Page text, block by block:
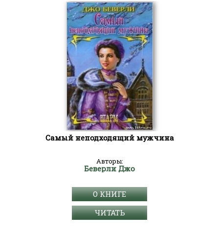
Самый неподходящий мужчина
Авторы:
Беверли Джо
О КНИГЕ
ЧИТАТЬ